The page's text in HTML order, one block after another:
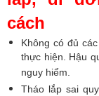
cách
Không có đủ
thực hiện. Hậu
nguy hiểm.
Tháo lắp sai